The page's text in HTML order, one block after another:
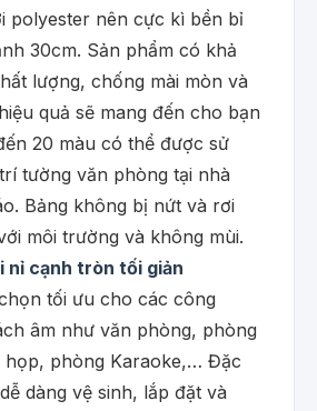
polyester nên cực kì bền bỉ
30cm. Sản phẩm có khả
lượng, chống mài mòn và
quả sẽ mang đến cho bạn
20 màu có thể được sử
tường văn phòng tại nhà
Bảng không bị nứt và rơi
môi trường và không mùi.
nỉ cạnh tròn tối giản
tối ưu cho các công
âm như văn phòng, phòng
họp, phòng Karaoke,… Đặc
dàng vệ sinh, lắp đặt và